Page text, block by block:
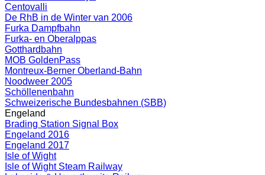
Centovalli
De RhB in de Winter van 2006
Furka Dampfbahn
Furka- en Oberalppas
Gotthardbahn
MOB GoldenPass
Montreux-Berner Oberland-Bahn
Noodweer 2005
Schöllenenbahn
Schweizerische Bundesbahnen (SBB)
Engeland
Brading Station Signal Box
Engeland 2016
Engeland 2017
Isle of Wight
Isle of Wight Steam Railway